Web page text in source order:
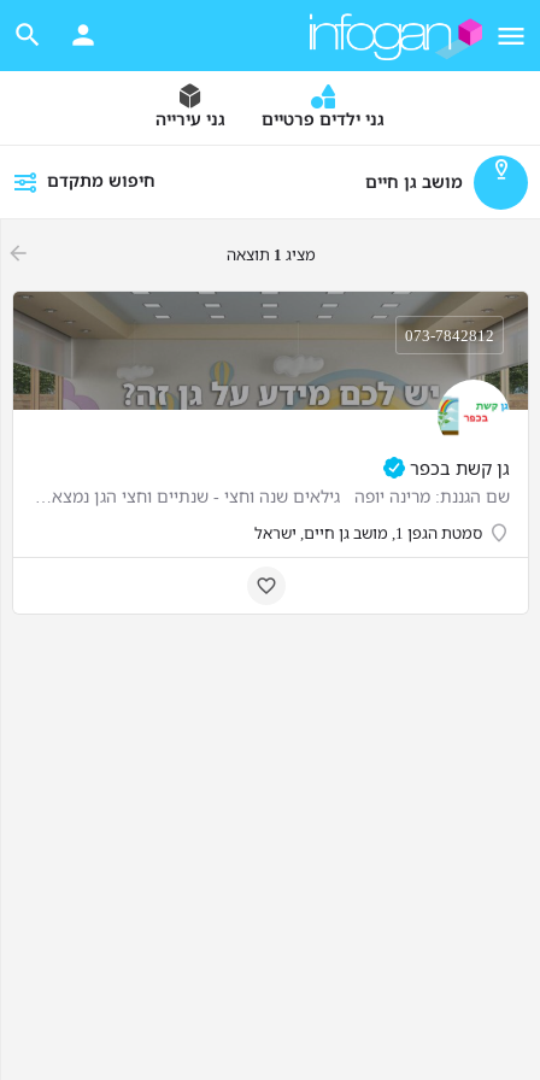
גני ילדים פרטיים גני עירייה
מושב גן חיים חיפוש מתקדם
מציג 1 תוצאה
גן קשת בכפר
שם הגננת: מרינה יופה גילאים שנה וחצי - שנתיים וחצי הגן נמצא בסביבה ירוקה במושב שמאפשר לנו טיולים בטבע ,…
סמטת הגפן 1, מושב גן חיים, ישראל
073-7842812